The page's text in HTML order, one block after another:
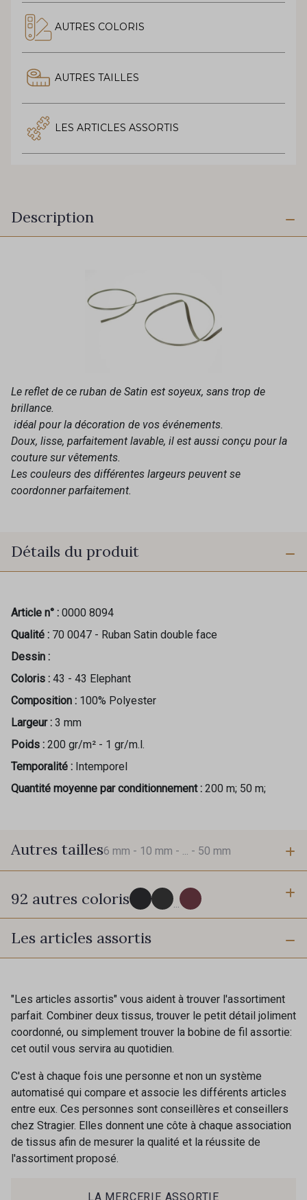
AUTRES COLORIS
AUTRES TAILLES
LES ARTICLES ASSORTIS
Description
Le reflet de ce ruban de Satin est soyeux, sans trop de
brillance.
idéal pour la décoration de vos événements.
Doux, lisse, parfaitement lavable, il est aussi conçu pour la
couture sur vêtements.
Les couleurs des différentes largeurs peuvent se
coordonner parfaitement.
Détails du produit
Article n° : 0000 8094
Qualité : 70 0047 - Ruban Satin double face
Dessin :
Coloris : 43 - 43 Elephant
Composition : 100% Polyester
Largeur : 3 mm
Poids : 200 gr/m² - 1 gr/m.l.
Temporalité : Intemporel
Quantité moyenne par conditionnement : 200 m; 50 m;
Autres tailles6 mm - 10 mm - ... - 50 mm
6 mm 10 mm
16 mm
92 autres coloris ...
725 - 725 Noir
401 - 401 Blanc 405 - 405 Porcelaine
23 - 23 Natural 09 - 09 Crème
614 - 614 White Coffee
27 - 27 Beige
29 - 29 Sable 254 - 254 Misty Rose
Les articles assortis
"Les articles assortis" vous aident à trouver l'assortiment
parfait. Combiner deux tissus, trouver le petit détail joliment
coordonné, ou simplement trouver la bobine de fil assortie:
cet outil vous servira au quotidien.
C'est à chaque fois une personne et non un système
automatisé qui compare et associe les différents articles
entre eux. Ces personnes sont conseillères et conseillers
chez Stragier. Elles donnent une côte à chaque association
de tissus afin de mesurer la qualité et la réussite de
l'assortiment proposé.
LA MERCERIE ASSORTIE